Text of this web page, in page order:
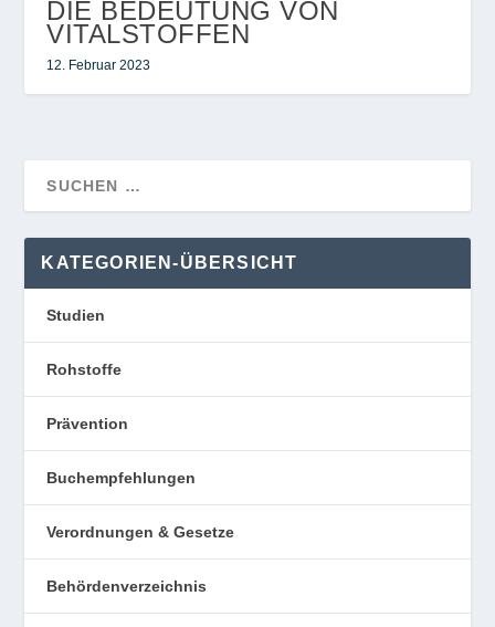
DIE BEDEUTUNG VON
VITALSTOFFEN
12. Februar 2023
KATEGORIEN-ÜBERSICHT
Studien
Rohstoffe
Prävention
Buchempfehlungen
Verordnungen & Gesetze
Behördenverzeichnis